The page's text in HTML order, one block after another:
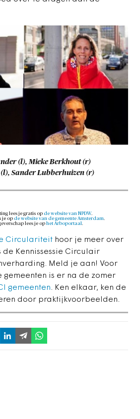
(l), Mieke Berkhout (r)
Sander Lubberhuizen (r)
lees je gratis op de website van NPDW.
je op de website van de gemeente Amsterdam.
lees je op het Arboportaal.
Circulariteit hoor je meer over
Kennissessie Circulair
Meld je aan! Voor
gemeenten is er na de zomer
gemeenten. Ken elkaar, ken de
door praktijkvoorbeelden.